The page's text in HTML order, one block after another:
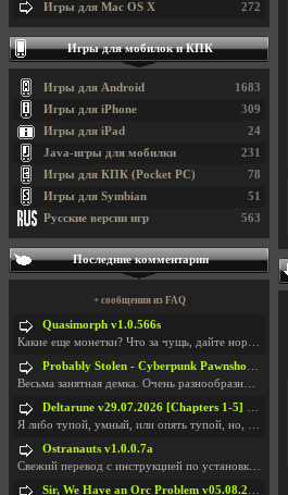
272
Игры для Mac OS X
Игры для мобилок и КПК
1683
Игры для Android
309
Игры для iPhone
24
Игры для iPad
231
Java-игры для мобилки
78
Игры для КПК (Pocket PC)
51
Игры для Symbian
563
Русские версии игр
Последние комментарии
+ сообщения из FAQ
Quasimorph v1.0.566s
Какие еще монетки? Что за чущь, дайте нормально ск
Probably Stolen - Cyberpunk Pawnshop Simulator v048c [Playtest]
Весьма занятная демка. Очень разнообразные механик
Deltarune v29.07.2026 [Chapters 1-5] / + RUS [Chapters 1-5]
Я либо тупой, умный, или опять тупой, но, вроде я
Ostranauts v1.0.0.7a
Свежий перевод с инструкцией по установкеhttps://g
Sir, We Have an Orc Problem v05.08.2026